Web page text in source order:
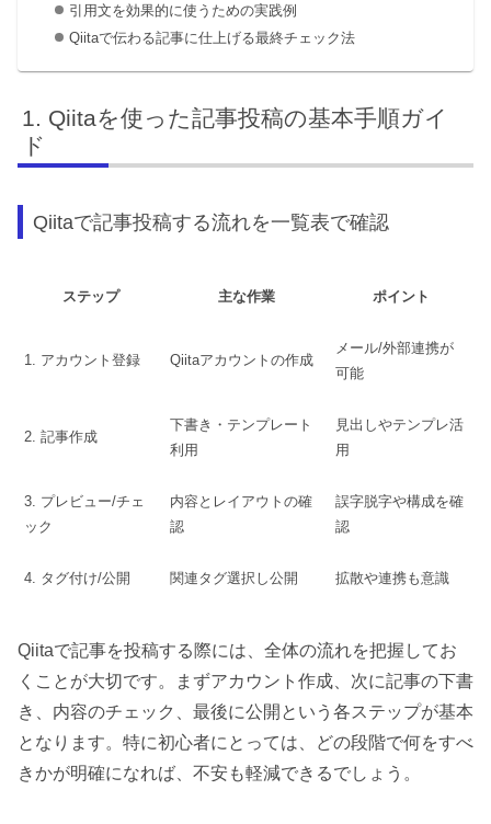
引用文を効果的に使うための実践例
Qiitaで伝わる記事に仕上げる最終チェック法
Qiitaを使った記事投稿の基本手順ガイ
ド
Qiitaで記事投稿する流れを一覧表で確認
ステップ 主な作業 ポイント
1. アカウント登録 Qiitaアカウントの作成
メール/外部連携が
可能
2. 記事作成
下書き・テンプレート
利用
見出しやテンプレ活
用
3. プレビュー/チェ
ック
内容とレイアウトの確
認
誤字脱字や構成を確
認
4. タグ付け/公開 関連タグ選択し公開 拡散や連携も意識
Qiitaで記事を投稿する際には、全体の流れを把握してお
くことが大切です。まずアカウント作成、次に記事の下書
き、内容のチェック、最後に公開という各ステップが基本
となります。特に初心者にとっては、どの段階で何をすべ
きかが明確になれば、不安も軽減できるでしょう。